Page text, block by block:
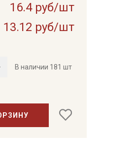
16.4 руб/шт
13.12 руб/шт
В наличии 181 шт